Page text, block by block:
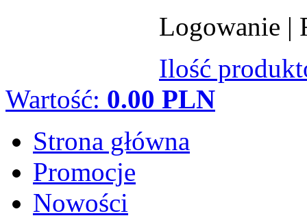
Logowanie |
Ilość
Wartość: 0.00 PLN
Strona główna
Promocje
Nowości